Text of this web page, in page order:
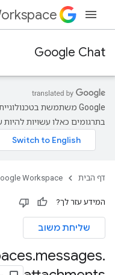
Google Chat
בתרגומים כאלו עשויות להיות
דף הבית Workspace
המידע עזר לך?
שליחת משוב
.messages.